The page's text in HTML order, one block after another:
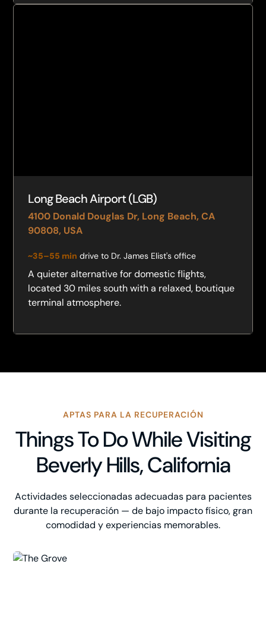
Long Beach Airport (LGB)
4100 Donald Douglas Dr, Long Beach, CA
90808, USA
~35–55 min drive to Dr. James Elist's office
A quieter alternative for domestic flights,
located 30 miles south with a relaxed, boutique
terminal atmosphere.
APTAS PARA LA RECUPERACIÓN
Things To Do While Visiting
Beverly Hills, California
Actividades seleccionadas adecuadas para pacientes
durante la recuperación — de bajo impacto físico, gran
comodidad y experiencias memorables.